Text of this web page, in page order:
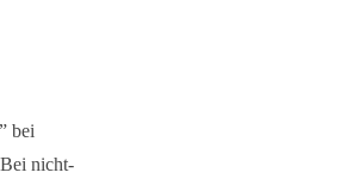
bei
nicht-